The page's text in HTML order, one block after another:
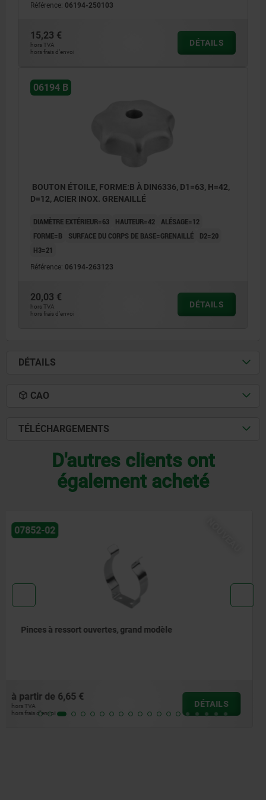
Référence: 06194-250103
15,23 €
hors TVA
hors frais d’envoi
DÉTAILS
06194 B
BOUTON ÉTOILE, FORME:B À DIN6336, D1=63, H=42,
D=12, ACIER INOX. GRENAILLÉ
DIAMÈTRE EXTÉRIEUR=63 HAUTEUR=42 ALÉSAGE=12
FORME=B
SURFACE DU CORPS DE BASE=GRENAILLÉ
D2=20
H3=21
Référence: 06194-263123
20,03 €
hors TVA
hors frais d’envoi
DÉTAILS
DÉTAILS
CAO
TÉLÉCHARGEMENTS
D'autres clients ont
également acheté
07852
Pinces à ressort fermées
à partir de0,68 €
hors TVA
hors frais d’envoi
DÉTAILS